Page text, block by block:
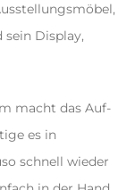
sein Display,
macht das Auf-
es in
schnell wieder